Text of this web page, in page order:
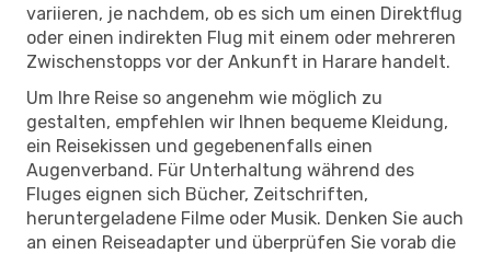
variieren, je nachdem, ob es sich um einen Direktflug
oder einen indirekten Flug mit einem oder mehreren
Zwischenstopps vor der Ankunft in Harare handelt.
Um Ihre Reise so angenehm wie möglich zu
gestalten, empfehlen wir Ihnen bequeme Kleidung,
ein Reisekissen und gegebenenfalls einen
Augenverband. Für Unterhaltung während des
Fluges eignen sich Bücher, Zeitschriften,
heruntergeladene Filme oder Musik. Denken Sie auch
an einen Reiseadapter und überprüfen Sie vorab die